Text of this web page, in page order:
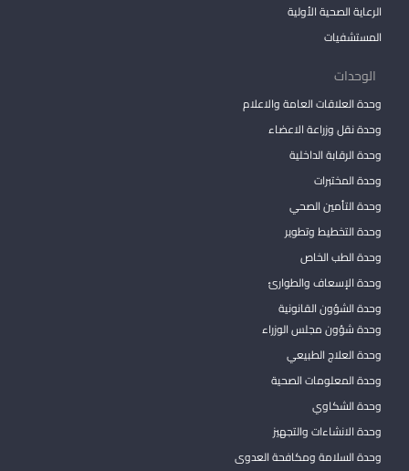
الرعاية الصحية الأولية
المستشفيات
الوحدات
وحدة العلاقات العامة والاعلام
وحدة نقل وزراعة الاعضاء
وحدة الرقابة الداخلية
وحدة المختبرات
وحدة التأمين الصحي
وحدة التخطيط وتطوير
وحدة الطب الخاص
وحدة الإسعاف والطوارئ
وحدة الشؤون القانونية
وحدة شؤون مجلس الوزراء
وحدة العلاج الطبيعي
وحدة المعلومات الصحية
وحدة الشكاوي
وحدة الانشاءات والتجهيز
وحدة السلامة ومكافحة العدوى